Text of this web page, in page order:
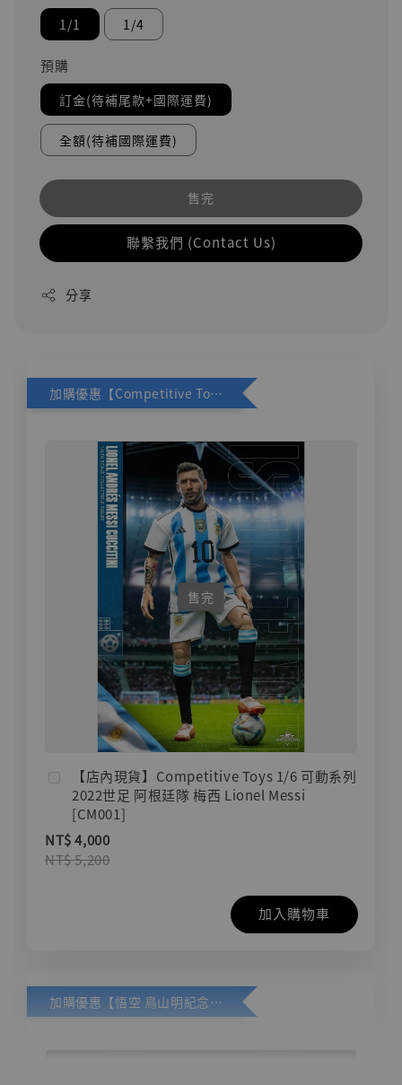
1/1 1/4
預購
訂金(待補尾款+國際運費)
全額(待補國際運費)
售完
聯繫我們 (Contact Us)
分享
加購優惠【Competitive Toys 梅西 [CM001]】
售完
【店內現貨】Competitive Toys 1/6 可動系列
2022世足 阿根廷隊 梅西 Lionel Messi
[CM001]
NT$ 4,000
NT$ 5,200
加入購物車
加購優惠【悟空 鳥山明紀念款 [奇蹟工作室]】